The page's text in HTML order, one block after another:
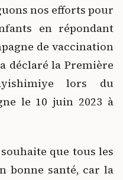
nos efforts pour
en répondant
de vaccination
déclaré la Première
lors du
le 10 juin 2023 à
que tous les
bonne santé, car la